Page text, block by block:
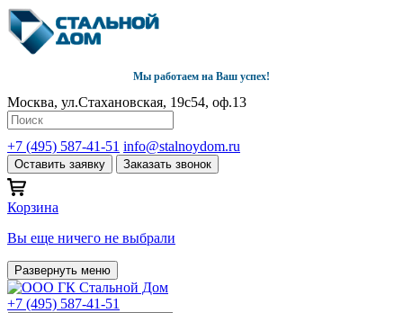
Мы работаем на Ваш успех!
Москва, ул.Стахановская, 19с54, оф.13
+7 (495) 587-41-51 info@stalnoydom.ru
Оставить заявку Заказать звонок
Корзина
Вы еще ничего не выбрали
Развернуть меню
+7 (495) 587-41-51